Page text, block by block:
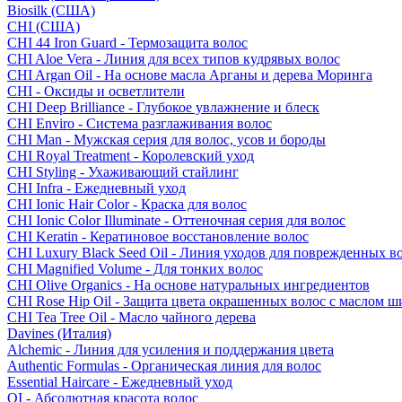
Biosilk (США)
CHI (США)
CHI 44 Iron Guard - Термозащита волос
CHI Aloe Vera - Линия для всех типов кудрявых волос
CHI Argan Oil - На основе масла Арганы и дерева Моринга
CHI - Оксиды и осветлители
CHI Deep Brilliance - Глубокое увлажнение и блеск
CHI Enviro - Система разглаживания волос
CHI Man - Мужская серия для волос, усов и бороды
CHI Royal Treatment - Королевский уход
CHI Styling - Ухаживающий стайлинг
CHI Infra - Ежедневный уход
CHI Ionic Hair Color - Краска для волос
CHI Ionic Color Illuminate - Оттеночная серия для волос
CHI Keratin - Кератиновое восстановление волос
CHI Luxury Black Seed Oil - Линия уходов для поврежденных
CHI Magnified Volume - Для тонких волос
CHI Olive Organics - На основе натуральных ингредиентов
CHI Rose Hip Oil - Защита цвета окрашенных волос с маслом
CHI Tea Tree Oil - Масло чайного дерева
Davines (Италия)
Alchemic - Линия для усиления и поддержания цвета
Authentic Formulas - Органическая линия для волос
Essential Haircare - Eжедневный уход
OI - Абсолютная красота волос